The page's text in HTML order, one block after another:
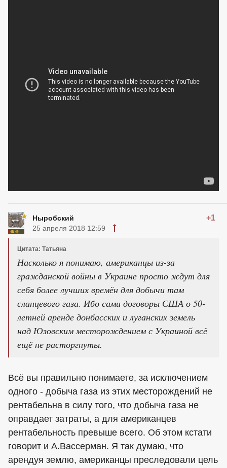
Ныробский +1
25 апреля 2018 12:59
Цитата: Татьяна
Насколько я понимаю, американцы из-за
гражданской войны в Украине просто ждут для
себя более лучших времён для добычи там
сланцевого газа. Ибо сами договоры США о 50-
летней аренде донбасских и луганских земель
над Юзовским месторождением с Украиной всё
ещё не расторгнуты.
Всё вы правильно понимаете, за исключением
одного - добыча газа из этих месторождений не
рентабельна в силу того, что добыча газа не
оправдает затраты, а для американцев
рентабельность превыше всего. Об этом кстати
говорит и А.Вассерман. Я так думаю, что
арендуя землю, американцы преследовали цель